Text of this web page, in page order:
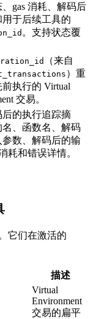
gas 消耗、解码后
用于后续工具的
。支持状态覆
（来自
）重
执行的 Virtual
交易。
后的执行追踪摘
名、函数名、解码
参数、解码后的输
耗和错误详情。
它们在激活的
描述
Virtual
Environment
交易的扁平